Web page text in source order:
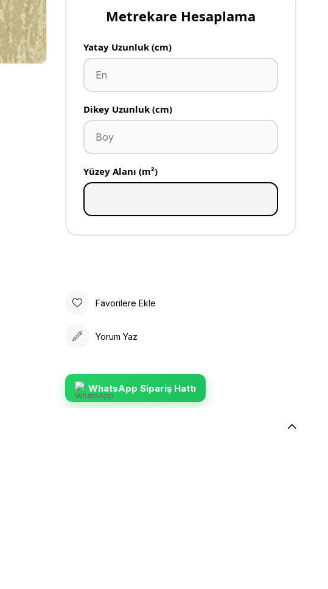
Metrekare Hesaplama
Yatay Uzunluk (cm)
Dikey Uzunluk (cm)
Yüzey Alanı (m²)
Favorilere Ekle
Yorum Yaz
WhatsApp Sipariş Hattı